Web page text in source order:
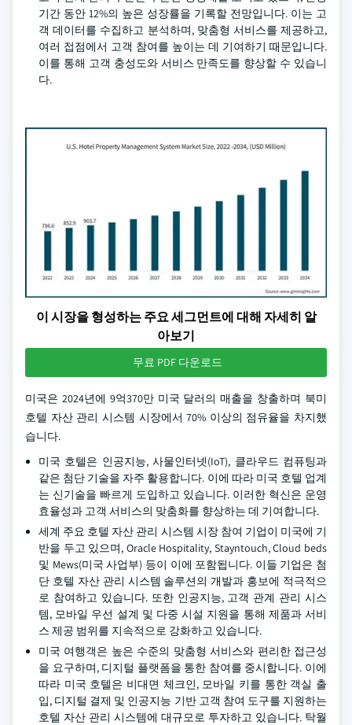
기간 동안 12%의 높은 성장률을 기록할 전망입니다. 이는 고
객 데이터를 수집하고 분석하며, 맞춤형 서비스를 제공하고,
여러 접점에서 고객 참여를 높이는 데 기여하기 때문입니다.
이를 통해 고객 충성도와 서비스 만족도를 향상할 수 있습니
다.
이 시장을 형성하는 주요 세그먼트에 대해 자세히 알
아보기
무료 PDF 다운로드
미국은 2024년에 9억370만 미국 달러의 매출을 창출하며 북미
호텔 자산 관리 시스템 시장에서 70% 이상의 점유율을 차지했
습니다.
미국 호텔은 인공지능, 사물인터넷(IoT), 클라우드 컴퓨팅과
같은 첨단 기술을 자주 활용합니다. 이에 따라 미국 호텔 업계
는 신기술을 빠르게 도입하고 있습니다. 이러한 혁신은 운영
효율성과 고객 서비스의 맞춤화를 향상하는 데 기여합니다.
세계 주요 호텔 자산 관리 시스템 시장 참여 기업이 미국에 기
반을 두고 있으며, Oracle Hospitality, Stayntouch, Cloud beds
및 Mews(미국 사업부) 등이 이에 포함됩니다. 이들 기업은 첨
단 호텔 자산 관리 시스템 솔루션의 개발과 홍보에 적극적으
로 참여하고 있습니다. 또한 인공지능, 고객 관계 관리 시스
템, 모바일 우선 설계 및 다중 시설 지원을 통해 제품과 서비
스 제공 범위를 지속적으로 강화하고 있습니다.
미국 여행객은 높은 수준의 맞춤형 서비스와 편리한 접근성
을 요구하며, 디지털 플랫폼을 통한 참여를 중시합니다. 이에
따라 미국 호텔은 비대면 체크인, 모바일 키를 통한 객실 출
입, 디지털 결제 및 인공지능 기반 고객 참여 도구를 지원하는
호텔 자산 관리 시스템에 대규모로 투자하고 있습니다. 탁월